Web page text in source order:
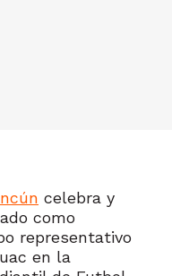
celebra y
como
representativo
en la